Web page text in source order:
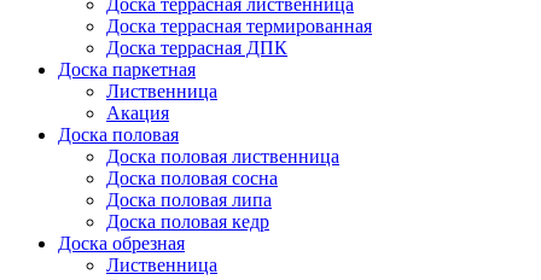
Доска террасная лиственница
Доска террасная термированная
Доска террасная ДПК
Доска паркетная
Лиственница
Акация
Доска половая
Доска половая лиственница
Доска половая сосна
Доска половая липа
Доска половая кедр
Доска обрезная
Лиственница